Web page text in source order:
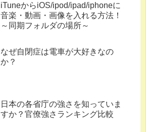
iTuneからiOS/ipod/ipad/iphoneに
音楽・動画・画像を入れる方法！
～同期フォルダの場所～
なぜ自閉症は電車が大好きなの
か？
日本の各省庁の強さを知っていま
すか？官僚強さランキング比較